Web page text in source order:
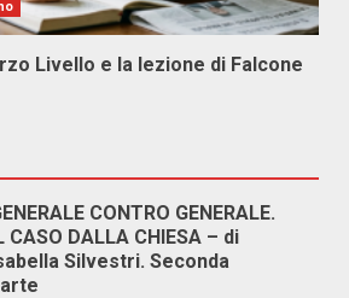
Livello e la lezione di Falcone
CONTRO GENERALE.
CASO DALLA CHIESA – di
Silvestri. Seconda